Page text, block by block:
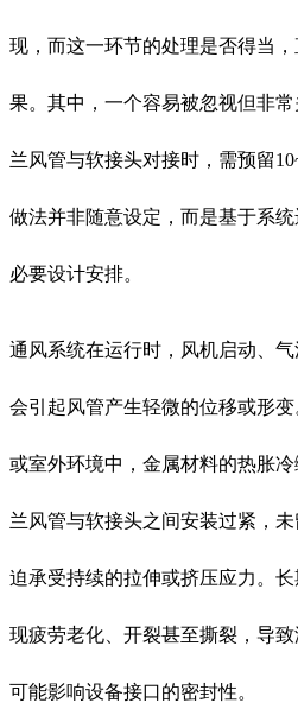
现，而这一环节的处理是否得当
果。其中，一个容易被忽视但非
兰风管与软接头对接时，需预留
做法并非随意设定，而是基于系
必要设计安排。
通风系统在运行时，风机启动、
会引起风管产生轻微的位移或形
或室外环境中，金属材料的热胀
兰风管与软接头之间安装过紧，
迫承受持续的拉伸或挤压应力。
现疲劳老化、开裂甚至撕裂，导
可能影响设备接口的密封性。